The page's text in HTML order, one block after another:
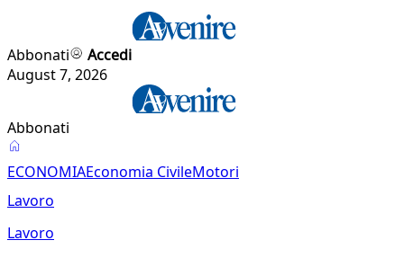
Abbonati
Accedi
August 7, 2026
Abbonati
Economia
ECONOMIAEconomia CivileMotori
Lavoro
Lavoro